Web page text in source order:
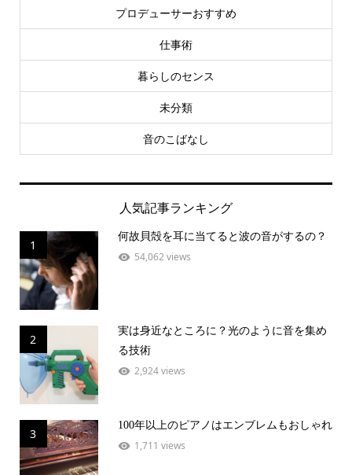
プロデューサーおすすめ
仕事術
暮らしのセンス
未分類
音のこばなし
人気記事ランキング
1
何故貝殻を耳に当てると波の音がするの？
54,062 views
2
実は身近なところに？光のように音を集め
る技術
2,924 views
3
100年以上のピアノはエンブレムもおしゃれ
1,711 views